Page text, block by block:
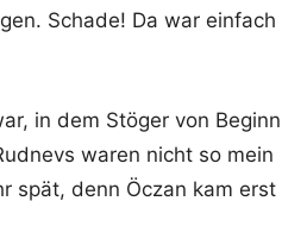
Schade! Da war einfach
in dem Stöger von Beginn
waren nicht so mein
spät, denn Öczan kam erst